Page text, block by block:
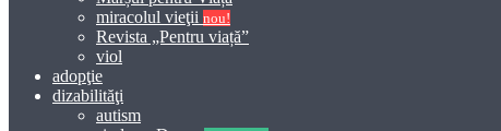
miracolul vieţii nou!
Revista „Pentru viață”
viol
adopţie
dizabilităţi
autism